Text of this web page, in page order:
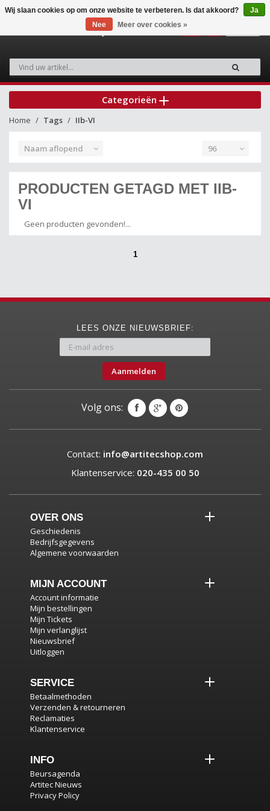
Categorieën
Home Tags IIb-VI
Naam aflopend 96
PRODUCTEN GETAGD MET IIB-
VI
Geen producten gevonden!...
1
LEES ONZE NIEUWSBRIEF:
Aanmelden
Volg ons:
Contact: info@artitecshop.com
Klantenservice: 020-435 00 50
OVER ONS
Geschiedenis
Bedrijfsgegevens
Algemene voorwaarden
MIJN ACCOUNT
Account informatie
Mijn bestellingen
Mijn Tickets
Mijn verlanglijst
Nieuwsbrief
Uitloggen
SERVICE
Betaalmethoden
Verzenden & retourneren
Reclamaties
Klantenservice
INFO
Beursagenda
Artitec Nieuws
Privacy Policy
Wij slaan cookies op om onze website te verbeteren. Is dat akkoord?
Ja
Nee
Meer over cookies »